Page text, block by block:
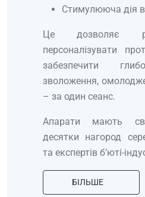
Стимулююча дія
Це дозволяє
персоналізувати
забезпечити
зволоження,
– за один сеанс.
Апарати мають
десятки нагород
та експертів б’юті-
БІЛЬШЕ